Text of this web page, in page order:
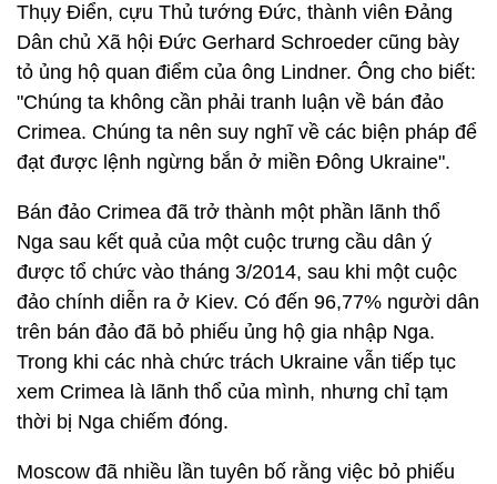
Thụy Điển, cựu Thủ tướng Đức, thành viên Đảng
Dân chủ Xã hội Đức Gerhard Schroeder cũng bày
tỏ ủng hộ quan điểm của ông Lindner. Ông cho biết:
"Chúng ta không cần phải tranh luận về bán đảo
Crimea. Chúng ta nên suy nghĩ về các biện pháp để
đạt được lệnh ngừng bắn ở miền Đông Ukraine".
Bán đảo Crimea đã trở thành một phần lãnh thổ
Nga sau kết quả của một cuộc trưng cầu dân ý
được tổ chức vào tháng 3/2014, sau khi một cuộc
đảo chính diễn ra ở Kiev. Có đến 96,77% người dân
trên bán đảo đã bỏ phiếu ủng hộ gia nhập Nga.
Trong khi các nhà chức trách Ukraine vẫn tiếp tục
xem Crimea là lãnh thổ của mình, nhưng chỉ tạm
thời bị Nga chiếm đóng.
Moscow đã nhiều lần tuyên bố rằng việc bỏ phiếu